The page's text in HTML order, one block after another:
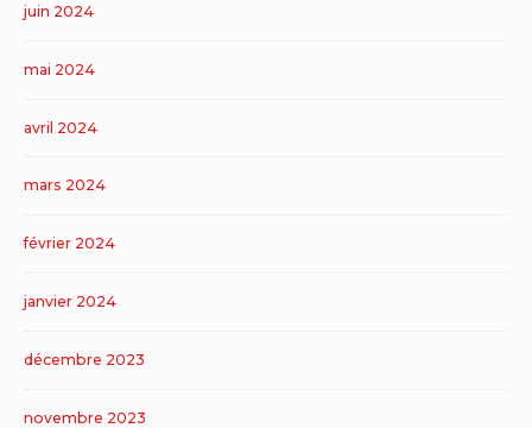
juin 2024
mai 2024
avril 2024
mars 2024
février 2024
janvier 2024
décembre 2023
novembre 2023